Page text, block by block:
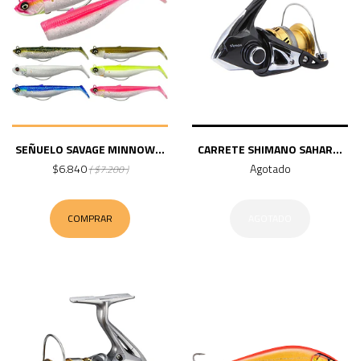
SEÑUELO SAVAGE MINNOW...
$6.840( $7.200 )
COMPRAR
CARRETE SHIMANO SAHAR...
Agotado